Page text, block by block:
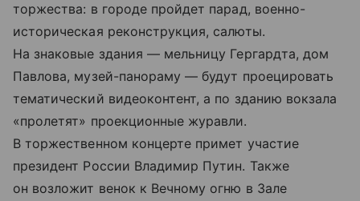
торжества: в городе пройдет парад, военно-
историческая реконструкция, салюты.
На знаковые здания — мельницу Гергардта, дом
Павлова, музей-панораму — будут проецировать
тематический видеоконтент, а по зданию вокзала
«пролетят» проекционные журавли.
В торжественном концерте примет участие
президент России Владимир Путин. Также
он возложит венок к Вечному огню в Зале